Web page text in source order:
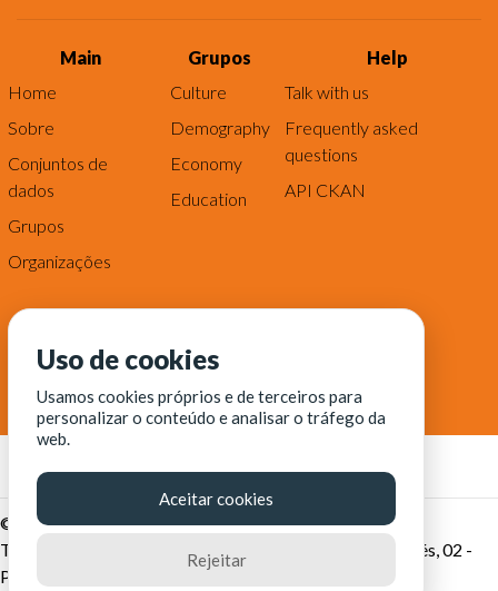
Main
Home
Sobre
Conjuntos de
dados
Grupos
Organizações
Grupos
Culture
Demography
Economy
Education
Help
Talk with us
Frequently asked
questions
API CKAN
© Fortaleza Digital || CITINOVA - Fundação de Ciência,
Tecnologia e Inovação de Fortaleza - Rua dos Tremembés, 02 -
Praia de Iracema - Fortaleza-CE
Uso de cookies
Usamos cookies próprios e de terceiros para
personalizar o conteúdo e analisar o tráfego da
web.
Aceitar cookies
Rejeitar